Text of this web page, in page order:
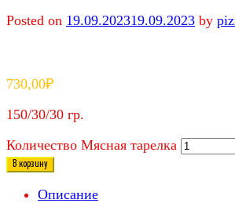
Posted on 19.09.202319.09.2023 by
730,00₽
150/30/30 гр.
Количество Мясная тарелка
В корзину
Описание